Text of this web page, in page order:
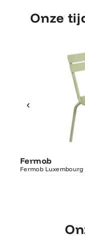
Onze
Fermob
Fermob Luxembourg